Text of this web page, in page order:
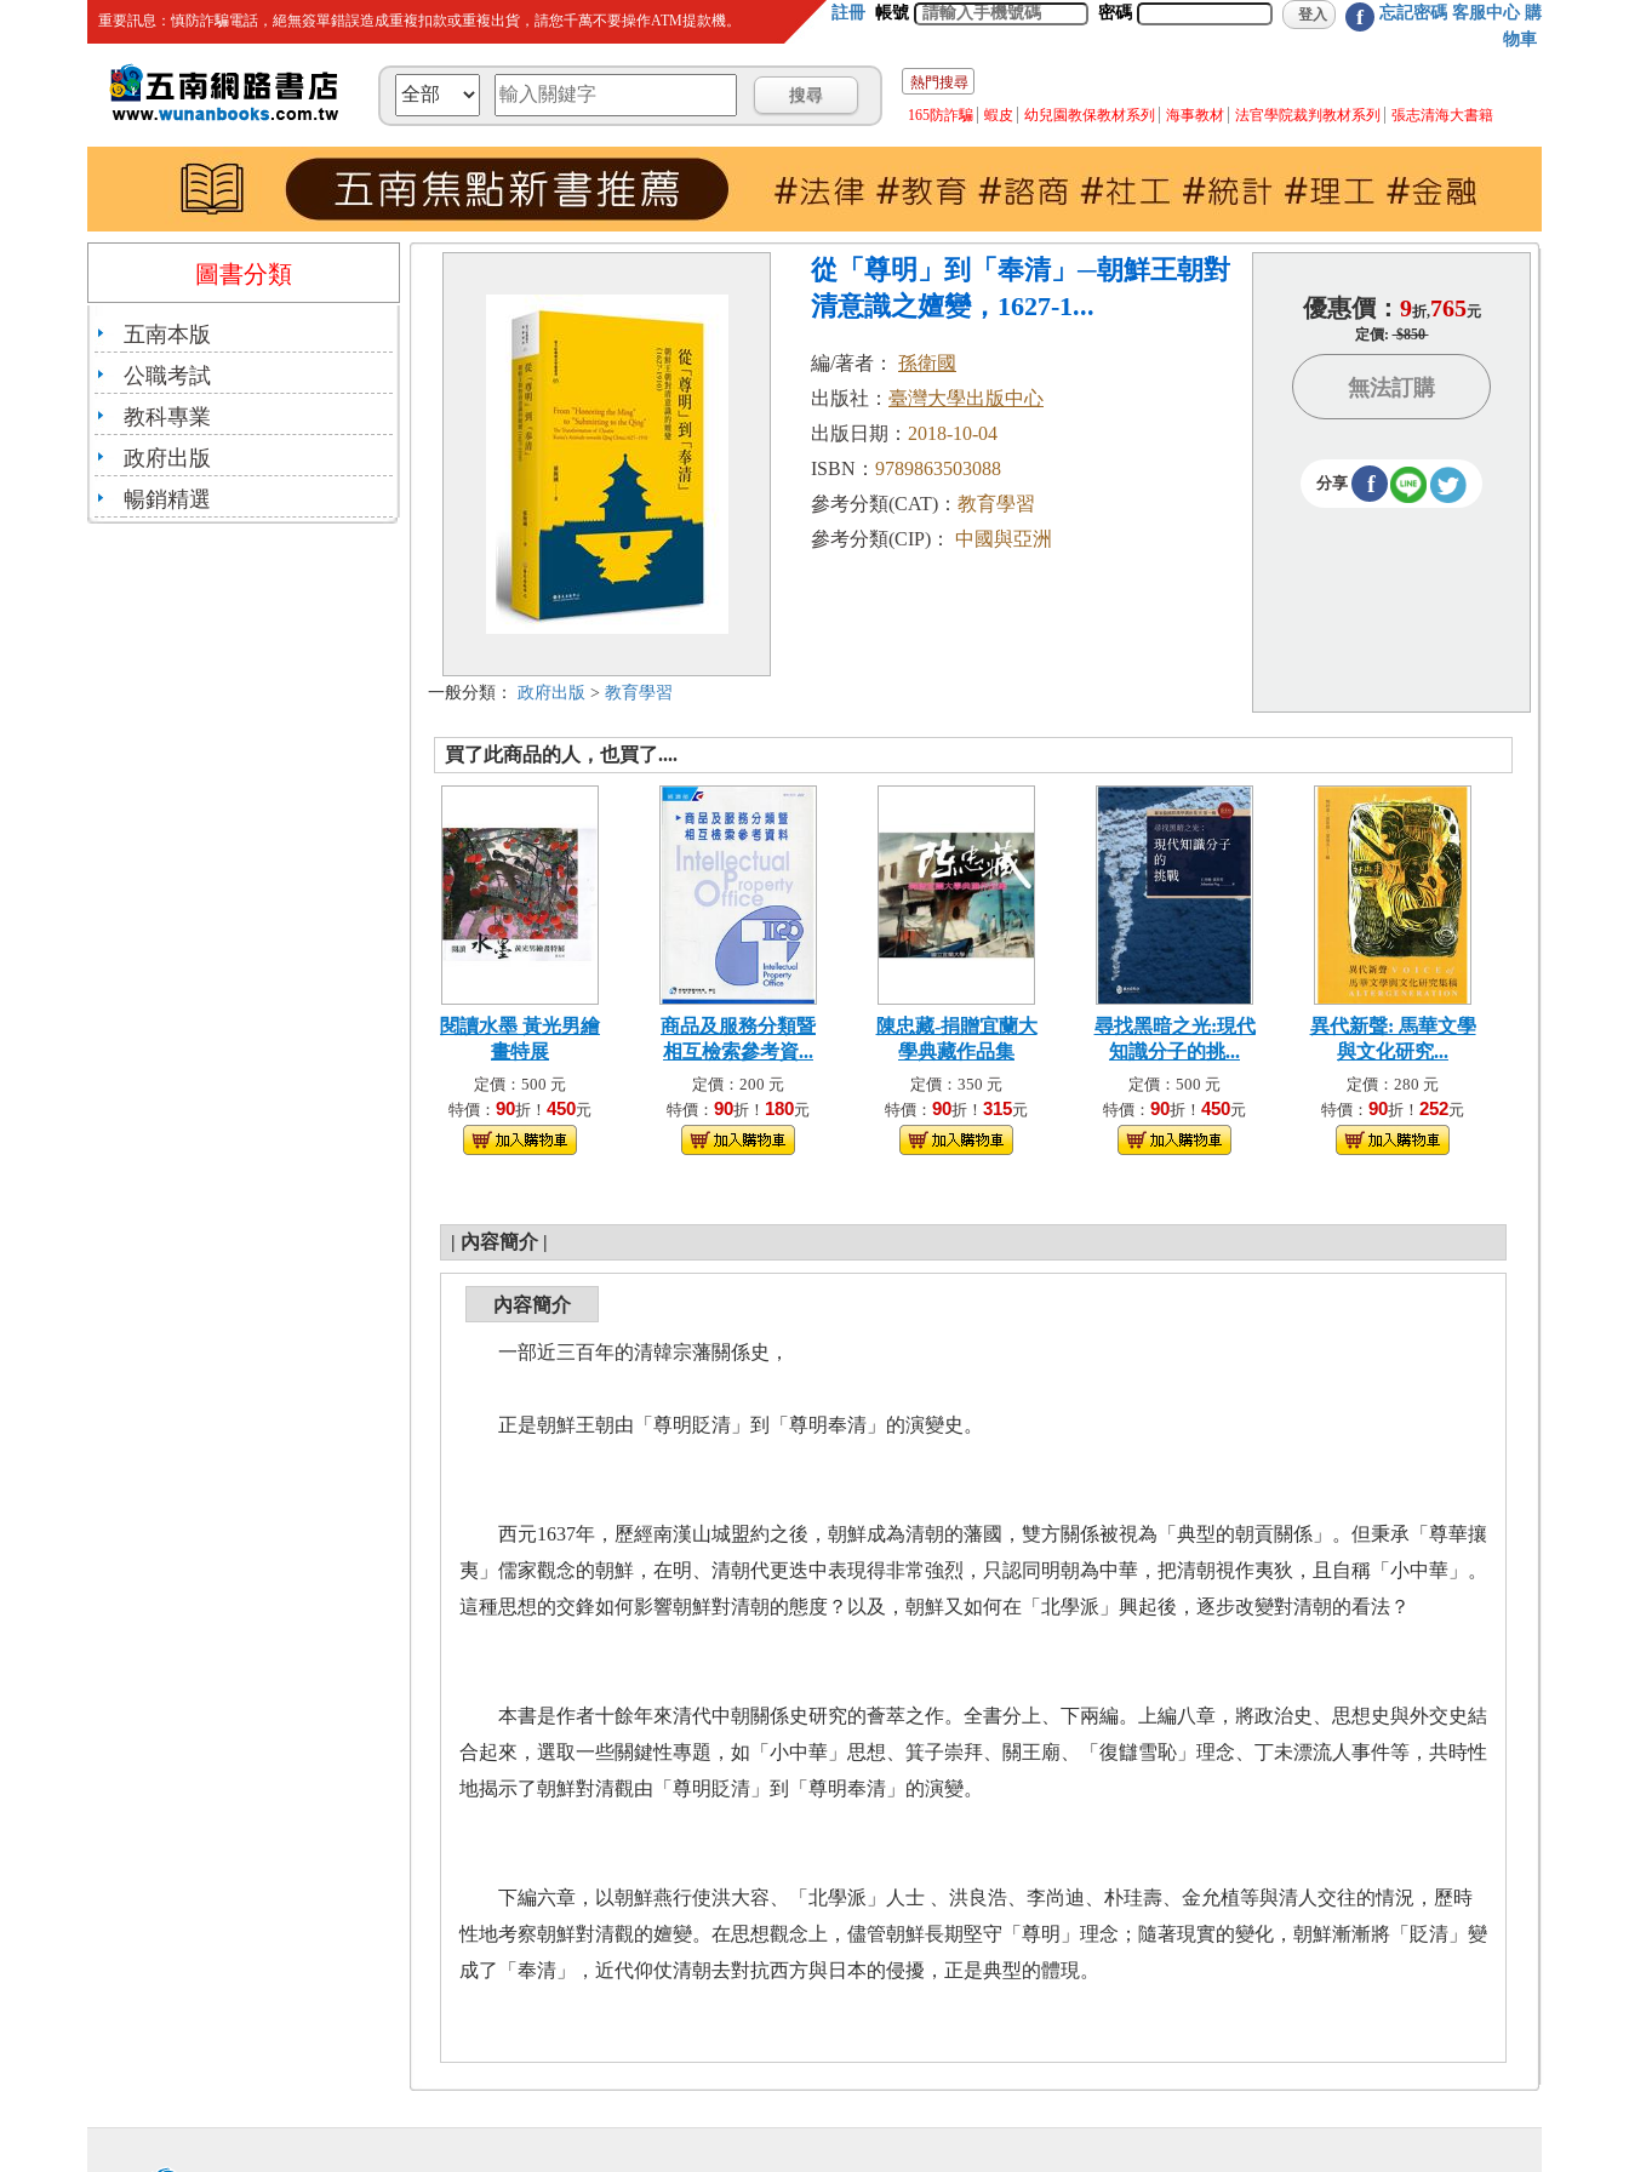
重要訊息：慎防詐騙電話，絕無簽單錯誤造成重複扣款或重複出貨，請您千萬不要操作ATM提款機。 註冊 帳號 密碼 f 忘記密碼 客服中心 購
物車
熱門搜尋
165防詐騙
蝦皮 幼兒園教保教材系列 海事教材 法官學院裁判教材系列 張志清海大書籍
圖書分類
五南本版
公職考試
教科專業
政府出版
暢銷精選
一般分類： 政府出版 > 教育學習
從「尊明」到「奉清」─朝鮮王朝對
清意識之嬗變，1627-1...
編/著者： 孫衛國
出版社： 臺灣大學出版中心
出版日期： 2018-10-04
ISBN： 9789863503088
參考分類(CAT)： 教育學習
參考分類(CIP)：
中國與亞洲
優惠價： 9折,765元
定價:$850
無法訂購
分享 f
買了此商品的人，也買了....
閱讀水墨 黃光男繪
畫特展
定價：500 元
特價： 90折！ 450元
商品及服務分類暨
相互檢索參考資...
定價：200 元
特價： 90折！ 180元
陳忠藏-捐贈宜蘭大
學典藏作品集
定價：350 元
特價： 90折！ 315元
尋找黑暗之光:現代
知識分子的挑...
定價：500 元
特價： 90折！ 450元
異代新聲: 馬華文學
與文化研究...
定價：280 元
特價： 90折！ 252元
| 內容簡介 |
內容簡介
一部近三百年的清韓宗藩關係史，
正是朝鮮王朝由「尊明貶清」到「尊明奉清」的演變史。
西元1637年，歷經南漢山城盟約之後，朝鮮成為清朝的藩國，雙方關係被視為「典型的朝貢關係」。但秉承「尊華攘
夷」儒家觀念的朝鮮，在明、清朝代更迭中表現得非常強烈，只認同明朝為中華，把清朝視作夷狄，且自稱「小中華」。
這種思想的交鋒如何影響朝鮮對清朝的態度？以及，朝鮮又如何在「北學派」興起後，逐步改變對清朝的看法？
本書是作者十餘年來清代中朝關係史研究的薈萃之作。全書分上、下兩編。上編八章，將政治史、思想史與外交史結
合起來，選取一些關鍵性專題，如「小中華」思想、箕子崇拜、關王廟、「復讎雪恥」理念、丁未漂流人事件等，共時性
地揭示了朝鮮對清觀由「尊明貶清」到「尊明奉清」的演變。
下編六章，以朝鮮燕行使洪大容、「北學派」人士 、洪良浩、李尚迪、朴珪壽、金允植等與清人交往的情況，歷時
性地考察朝鮮對清觀的嬗變。在思想觀念上，儘管朝鮮長期堅守「尊明」理念；隨著現實的變化，朝鮮漸漸將「貶清」變
成了「奉清」，近代仰仗清朝去對抗西方與日本的侵擾，正是典型的體現。